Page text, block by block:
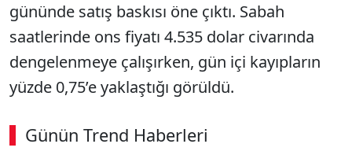
gününde satış baskısı öne çıktı. Sabah
saatlerinde ons fiyatı 4.535 dolar civarında
dengelenmeye çalışırken, gün içi kayıpların
yüzde 0,75’e yaklaştığı görüldü.
Günün Trend Haberleri
00:02 / 08:43